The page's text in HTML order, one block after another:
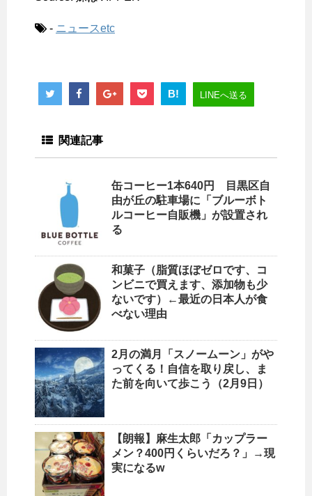
- ニュースetc
B! LINEへ送る
関連記事
缶コーヒー1本640円 目黒区自
由が丘の駐車場に「ブルーボト
ルコーヒー自販機」が設置され
る
和菓子（脂質ほぼゼロです、コ
ンビニで買えます、添加物も少
ないです）←最近の日本人が食
べない理由
2月の満月「スノームーン」がや
ってくる！自信を取り戻し、ま
た前を向いて歩こう（2月9日）
【朗報】麻生太郎「カップラー
メン？400円くらいだろ？」→現
実になるw